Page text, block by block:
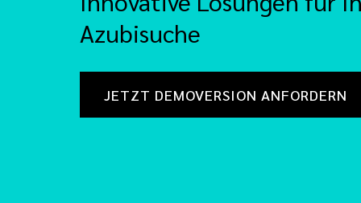
Azubisuche
JETZT DEMOVERSION ANFORDERN